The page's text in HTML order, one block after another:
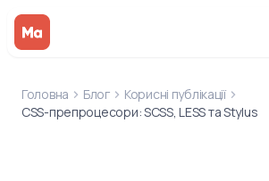
Головна Блог
Корисні публікації
CSS-препроцесори: SCSS, LESS та Stylus